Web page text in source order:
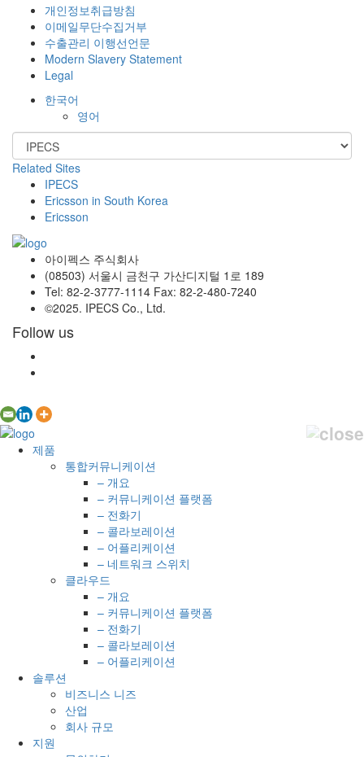
개인정보취급방침
이메일무단수집거부
수출관리 이행선언문
Modern Slavery Statement
Legal
한국어
영어
Related Sites
IPECS
Ericsson in South Korea
Ericsson
아이펙스 주식회사
(08503) 서울시 금천구 가산디지털 1로 189
Tel: 82-2-3777-1114 Fax: 82-2-480-7240
©2025. IPECS Co., Ltd.
Follow us
제품
통합커뮤니케이션
– 개요
– 커뮤니케이션 플랫폼
– 전화기
– 콜라보레이션
– 어플리케이션
– 네트워크 스위치
클라우드
– 개요
– 커뮤니케이션 플랫폼
– 전화기
– 콜라보레이션
– 어플리케이션
솔루션
비즈니스 니즈
산업
회사 규모
지원